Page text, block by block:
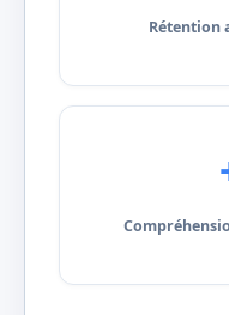
Rétention